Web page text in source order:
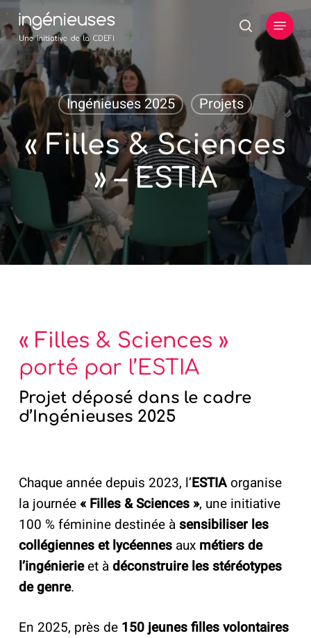
Skip
to
main
content
search
Menu
Ingénieuses 2025 Projets
« Filles & Sciences
» – ESTIA
« Filles & Sciences »
porté par l’ESTIA
Projet déposé dans le cadre
d’Ingénieuses 2025
Chaque année depuis 2023, l’ESTIAorganise
la journée« Filles & Sciences », une initiative
100 % féminine destinée àsensibiliser les
collégiennes et lycéennesaux métiers de
l’ingénierieet àdéconstruire les stéréotypes
de genre.
En 2025, près de 150 jeunes filles volontaires